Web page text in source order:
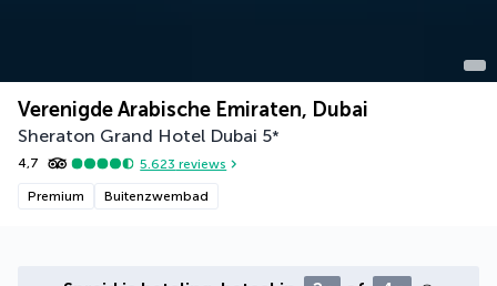
Verenigde Arabische Emiraten, Dubai
Sheraton Grand Hotel Dubai 5*
4,7 5.623 reviews
Premium Buitenzwembad